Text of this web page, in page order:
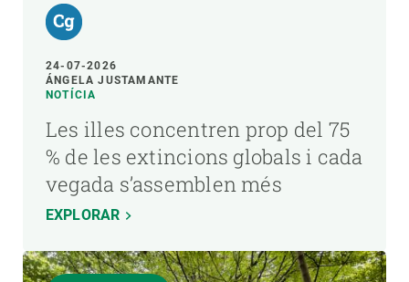
24-07-2026
ÁNGELA JUSTAMANTE
NOTÍCIA
Les illes concentren prop del 75
% de les extincions globals i cada
vegada s’assemblen més
EXPLORAR